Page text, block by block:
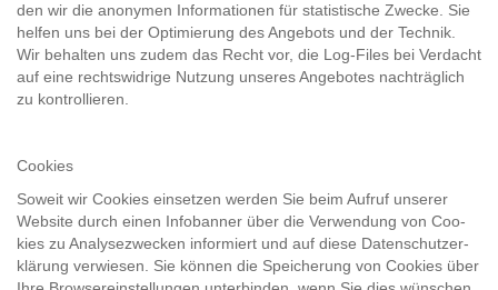
den wir die an­ony­men In­for­ma­tio­nen für sta­tis­ti­sche Zwe­cke. Sie
hel­fen uns bei der Op­ti­mie­rung des An­ge­bots und der Tech­nik.
Wir be­hal­ten uns zudem das Recht vor, die Log-​Files bei Ver­dacht
auf eine rechts­wid­ri­ge Nut­zung un­se­res An­ge­bo­tes nach­träg­lich
zu kon­trol­lie­ren.
Coo­kies
So­weit wir Coo­kies ein­set­zen wer­den Sie beim Auf­ruf un­se­rer
Web­site durch einen In­fo­ban­ner über die Ver­wen­dung von Coo­
kies zu Ana­ly­se­zwe­cken in­for­miert und auf diese Da­ten­schutz­er­
klä­rung ver­wie­sen. Sie kön­nen die Spei­che­rung von Coo­kies über